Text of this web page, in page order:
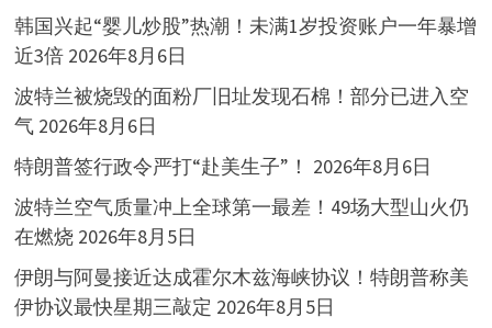
韩国兴起“婴儿炒股”热潮！未满1岁投资账户一年暴增
近3倍 2026年8月6日
波特兰被烧毁的面粉厂旧址发现石棉！部分已进入空
气 2026年8月6日
特朗普签行政令严打“赴美生子”！ 2026年8月6日
波特兰空气质量冲上全球第一最差！49场大型山火仍
在燃烧 2026年8月5日
伊朗与阿曼接近达成霍尔木兹海峡协议！特朗普称美
伊协议最快星期三敲定 2026年8月5日